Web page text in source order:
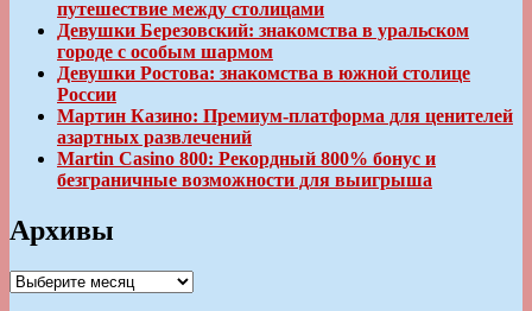
путешествие между столицами
Девушки Березовский: знакомства в уральском
городе с особым шармом
Девушки Ростова: знакомства в южной столице
России
Мартин Казино: Премиум-платформа для ценителей
азартных развлечений
Martin Casino 800: Рекордный 800% бонус и
безграничные возможности для выигрыша
Архивы
Архивы